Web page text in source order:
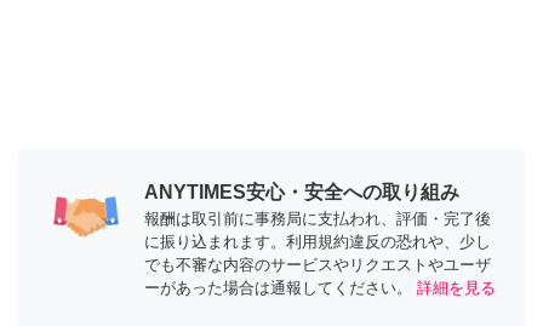
ANYTIMES安心・安全への取り組み
報酬は取引前に事務局に支払われ、評価・完了後
に振り込まれます。利用規約違反の恐れや、少し
でも不審な内容のサービスやリクエストやユーザ
ーがあった場合は通報してください。
詳細を見る